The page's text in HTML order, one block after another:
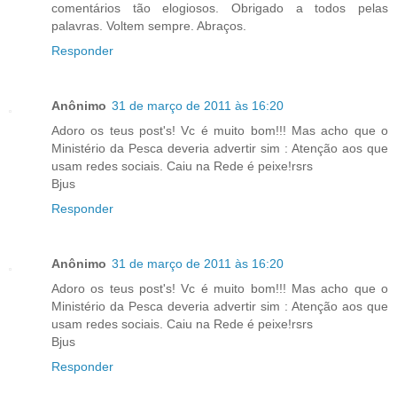
comentários tão elogiosos. Obrigado a todos pelas
palavras. Voltem sempre. Abraços.
Responder
Anônimo 31 de março de 2011 às 16:20
Adoro os teus post's! Vc é muito bom!!! Mas acho que o
Ministério da Pesca deveria advertir sim : Atenção aos que
usam redes sociais. Caiu na Rede é peixe!rsrs
Bjus
Responder
Anônimo 31 de março de 2011 às 16:20
Adoro os teus post's! Vc é muito bom!!! Mas acho que o
Ministério da Pesca deveria advertir sim : Atenção aos que
usam redes sociais. Caiu na Rede é peixe!rsrs
Bjus
Responder